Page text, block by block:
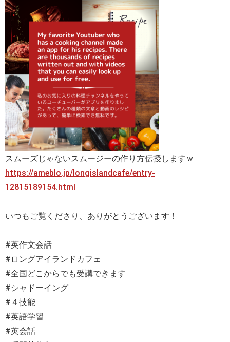
スムーズじゃないスムージーの作り方伝授しますｗ
https://ameblo.jp/longislandcafe/entry-
12815189154.html
いつもご覧くださり、ありがとうございます！
#英作文会話
#ロングアイランドカフェ
#全国どこからでも受講できます
#シャドーイング
#４技能
#英語学習
#英会話